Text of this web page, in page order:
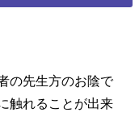
の先生方のお陰で
触れることが出来